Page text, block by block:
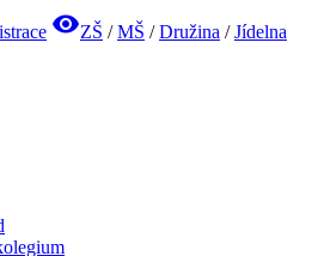
visibilityZŠ /MŠ /Družina /Jídelna